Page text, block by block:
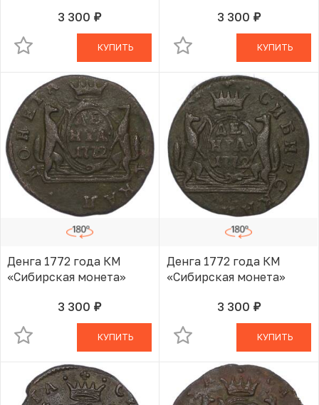
3 300 руб.
В КОРЗИНЕ
КУПИТЬ
3 300 руб.
В КОРЗИНЕ
КУПИТЬ
Денга 1772 года КМ
«Сибирская монета»
3 300 руб.
В КОРЗИНЕ
КУПИТЬ
Денга 1772 года КМ
«Сибирская монета»
3 300 руб.
В КОРЗИНЕ
КУПИТЬ